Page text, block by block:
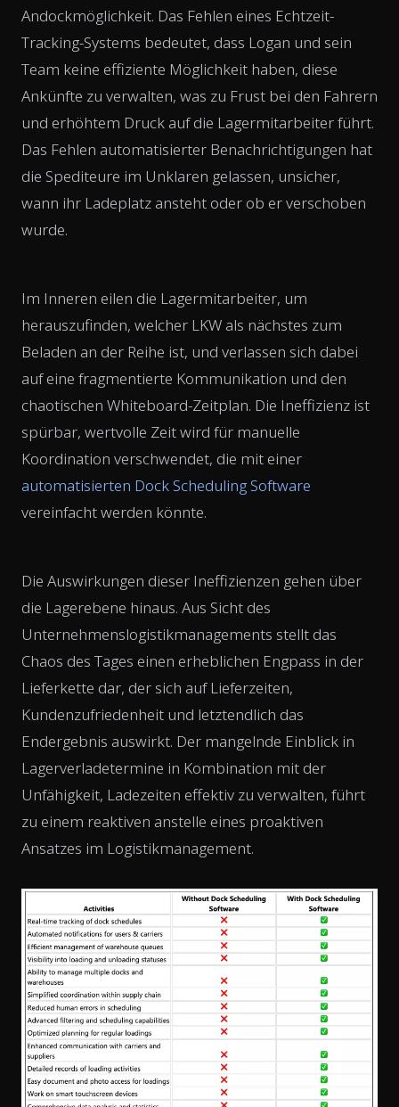
Andockmöglichkeit. Das Fehlen eines Echtzeit-
Tracking-Systems bedeutet, dass Logan und sein
Team keine effiziente Möglichkeit haben, diese
Ankünfte zu verwalten, was zu Frust bei den Fahrern
und erhöhtem Druck auf die Lagermitarbeiter führt.
Das Fehlen automatisierter Benachrichtigungen hat
die Spediteure im Unklaren gelassen, unsicher,
wann ihr Ladeplatz ansteht oder ob er verschoben
wurde.
Im Inneren eilen die Lagermitarbeiter, um
herauszufinden, welcher LKW als nächstes zum
Beladen an der Reihe ist, und verlassen sich dabei
auf eine fragmentierte Kommunikation und den
chaotischen Whiteboard-Zeitplan. Die Ineffizienz ist
spürbar, wertvolle Zeit wird für manuelle
Koordination verschwendet, die mit einer
automatisierten Dock Scheduling Software
vereinfacht werden könnte.
Die Auswirkungen dieser Ineffizienzen gehen über
die Lagerebene hinaus. Aus Sicht des
Unternehmenslogistikmanagements stellt das
Chaos des Tages einen erheblichen Engpass in der
Lieferkette dar, der sich auf Lieferzeiten,
Kundenzufriedenheit und letztendlich das
Endergebnis auswirkt. Der mangelnde Einblick in
Lagerverladetermine in Kombination mit der
Unfähigkeit, Ladezeiten effektiv zu verwalten, führt
zu einem reaktiven anstelle eines proaktiven
Ansatzes im Logistikmanagement.